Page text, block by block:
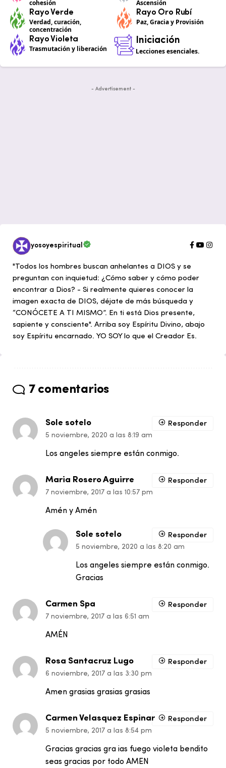
cohesión
Ascensión
Rayo Verde
Verdad, curación,
concentración
Rayo Oro Rubí
Paz, Gracia y Provisión
Rayo Violeta
Trasmutación y liberación
Iniciación
Lecciones esenciales.
- Advertisement -
yosoyespiritual
"Todos los hombres buscan anhelantes a DIOS y se
preguntan con inquietud: ¿Cómo saber y cómo poder
encontrar a Dios? - Si realmente quieres conocer la
imagen exacta de DIOS, déjate de más búsqueda y
“CONÓCETE A TI MISMO”. En ti está Dios presente,
sapiente y consciente". Arriba soy Espíritu Divino, abajo
soy Espíritu encarnado. YO SOY lo que el Creador Es.
7 comentarios
Sole sotelo
5 noviembre, 2020 a las 8:19 am
Los angeles siempre están conmigo.
Responder
Maria Rosero Aguirre
7 noviembre, 2017 a las 10:57 pm
Amén y Amén
Responder
Sole sotelo
5 noviembre, 2020 a las 8:20 am
Los angeles siempre están conmigo.
Gracias
Responder
Carmen Spa
7 noviembre, 2017 a las 6:51 am
AMÉN
Responder
Rosa Santacruz Lugo
6 noviembre, 2017 a las 3:30 pm
Amen grasias grasias grasias
Responder
Carmen Velasquez Espinar
5 noviembre, 2017 a las 8:54 pm
Gracias gracias gra ias fuego violeta bendito
seas gracias por todo AMEN
Responder